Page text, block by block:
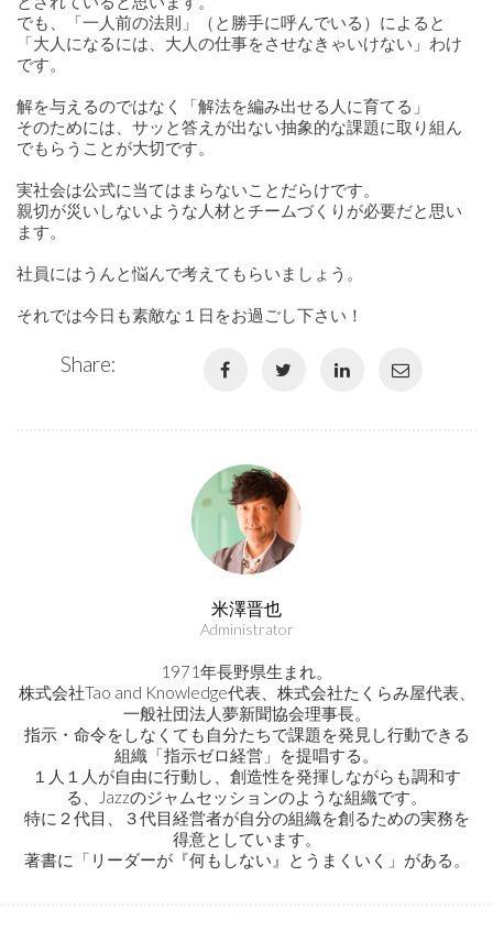
でも、「一人前の法則」（と勝手に呼んでいる）によると
「大人になるには、大人の仕事をさせなきゃいけない」わけ
です。
解を与えるのではなく「解法を編み出せる人に育てる」
そのためには、サッと答えが出ない抽象的な課題に取り組ん
でもらうことが大切です。
実社会は公式に当てはまらないことだらけです。
親切が災いしないような人材とチームづくりが必要だと思い
ます。
社員にはうんと悩んで考えてもらいましょう。
それでは今日も素敵な１日をお過ごし下さい！
Share:
米澤晋也
Administrator
1971年長野県生まれ。
株式会社Tao and Knowledge代表、株式会社たくらみ屋代表、
一般社団法人夢新聞協会理事長。
指示・命令をしなくても自分たちで課題を発見し行動できる
組織「指示ゼロ経営」を提唱する。
１人１人が自由に行動し、創造性を発揮しながらも調和す
る、Jazzのジャムセッションのような組織です。
特に２代目、３代目経営者が自分の組織を創るための実務を
得意としています。
著書に「リーダーが『何もしない』とうまくいく」がある。